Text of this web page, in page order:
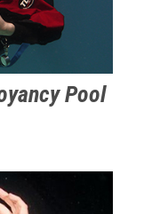
Pool